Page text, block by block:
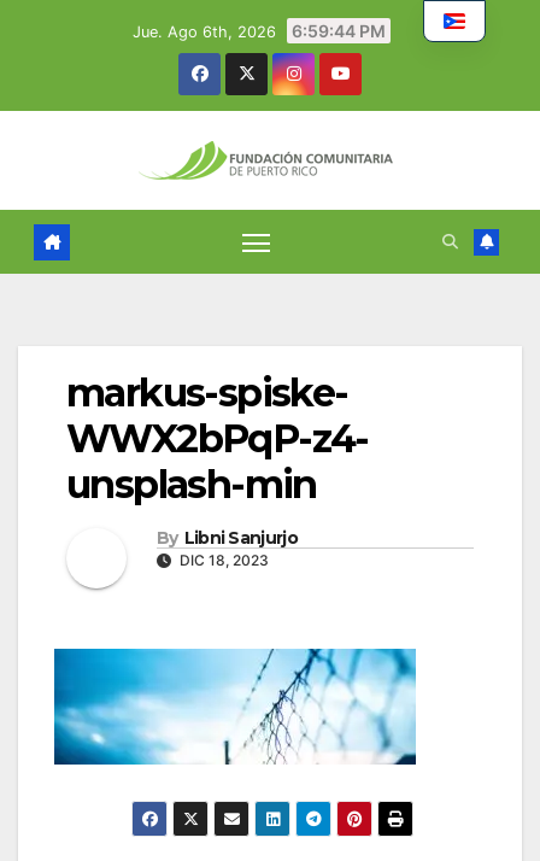
Jue. Ago 6th, 2026 6:59:44 PM
markus-spiske-
WWX2bPqP-z4-
unsplash-min
By Libni Sanjurjo
DIC 18, 2023